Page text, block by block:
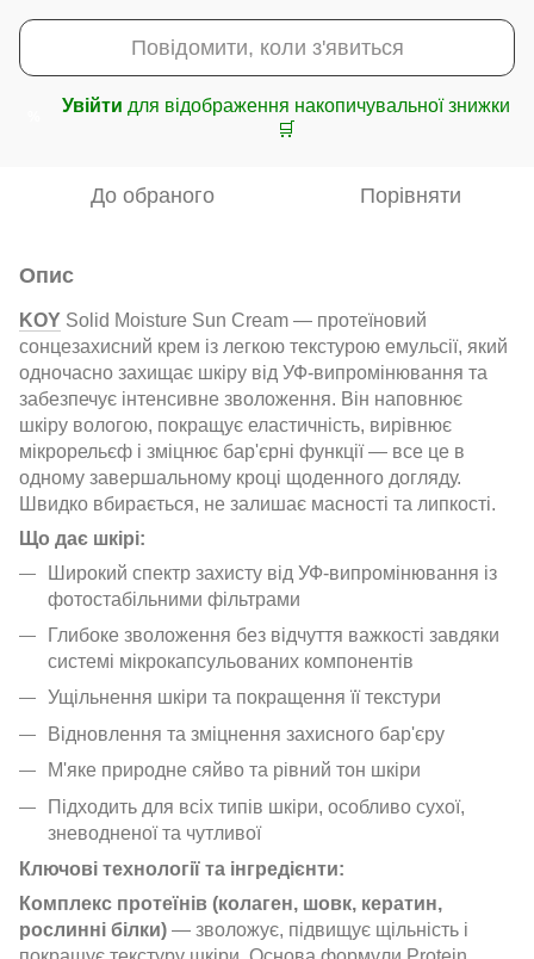
Повідомити, коли з'явиться
Увійти для відображення накопичувальної знижки
🛒
До обраного Порівняти
Опис
KOY Solid Moisture Sun Cream — протеїновий
сонцезахисний крем із легкою текстурою емульсії, який
одночасно захищає шкіру від УФ-випромінювання та
забезпечує інтенсивне зволоження. Він наповнює
шкіру вологою, покращує еластичність, вирівнює
мікрорельєф і зміцнює бар'єрні функції — все це в
одному завершальному кроці щоденного догляду.
Швидко вбирається, не залишає масності та липкості.
Що дає шкірі:
Широкий спектр захисту від УФ-випромінювання із
фотостабільними фільтрами
Глибоке зволоження без відчуття важкості завдяки
системі мікрокапсульованих компонентів
Ущільнення шкіри та покращення її текстури
Відновлення та зміцнення захисного бар'єру
М'яке природне сяйво та рівний тон шкіри
Підходить для всіх типів шкіри, особливо сухої,
зневодненої та чутливої
Ключові технології та інгредієнти:
Комплекс протеїнів (колаген, шовк, кератин,
рослинні білки) — зволожує, підвищує щільність і